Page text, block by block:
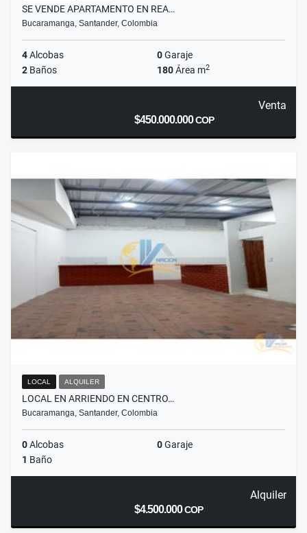
SE VENDE APARTAMENTO EN REA…
Bucaramanga, Santander, Colombia
4Alcobas 0Garaje
2 Baños 180Área m2
Venta
$450.000.000COP
LOCAL ALQUILER
LOCAL EN ARRIENDO EN CENTRO…
Bucaramanga, Santander, Colombia
0Alcobas 0Garaje
1 Baño
Alquiler
$4.500.000COP